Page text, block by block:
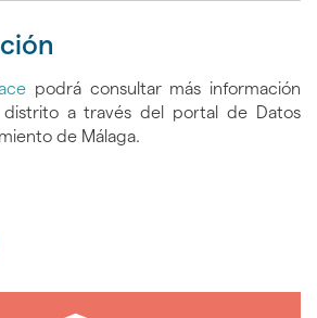
podrá consultar más información
distrito a través del portal de Datos
de Málaga.